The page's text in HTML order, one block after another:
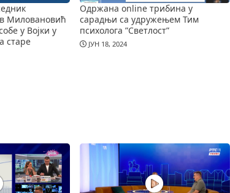
Миловановић
у Војки у
старе
Одржана online трибина у
сарадњи са удружењем Тим
психолога ”Светлост”
ЈУН 18, 2024